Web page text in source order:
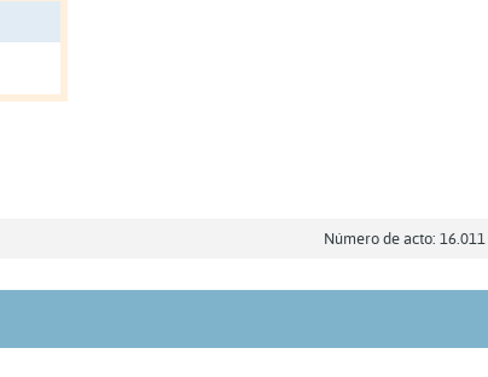
Número de acto: 16.011